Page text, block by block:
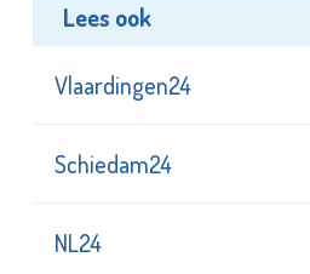
Lees ook
Vlaardingen24
Schiedam24
NL24